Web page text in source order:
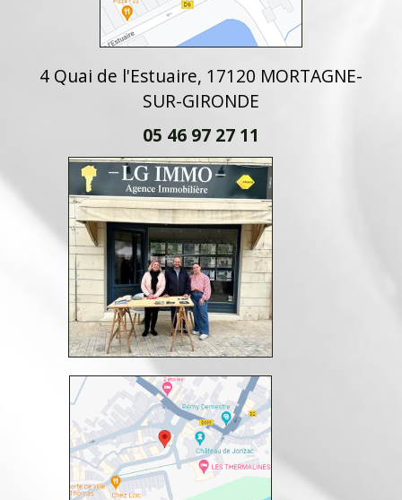
4 Quai de l'Estuaire, 17120 MORTAGNE-
SUR-GIRONDE
05 46 97 27 11